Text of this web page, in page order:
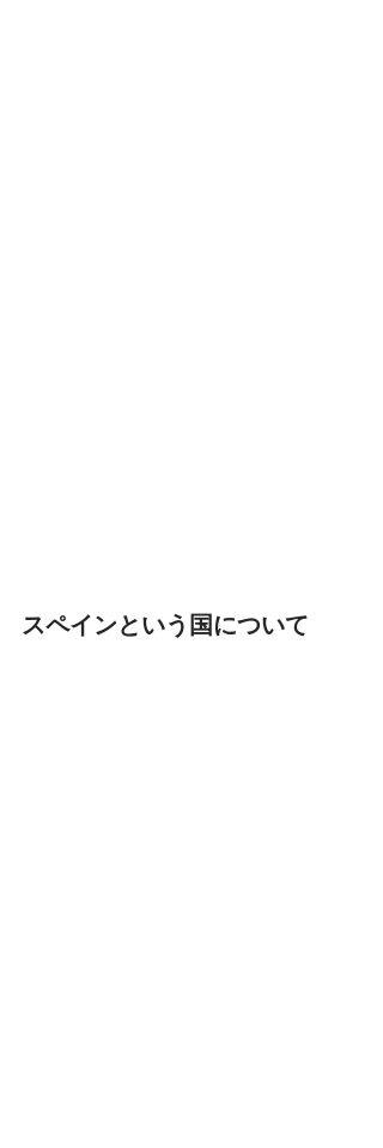
スペインという国について